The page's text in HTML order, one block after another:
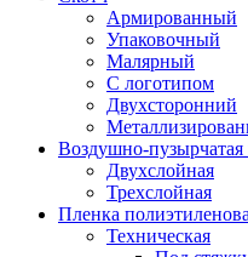
Армированный
Упаковочный
Малярный
С логотипом
Двухсторонний
Воздушно-пузырчатая
Двухслойная
Трехслойная
Пленка
Техническая